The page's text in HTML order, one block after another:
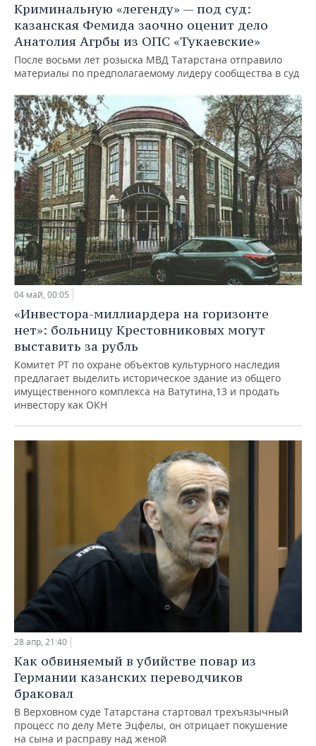
Криминальную «легенду» — под суд:
казанская Фемида заочно оценит дело
Анатолия Агрбы из ОПС «Тукаевские»
После восьми лет розыска МВД Татарстана отправило
материалы по предполагаемому лидеру сообщества в суд
04 май, 00:05
«Инвестора-миллиардера на горизонте
нет»: больницу Крестовниковых могут
выставить за рубль
Комитет РТ по охране объектов культурного наследия
предлагает выделить историческое здание из общего
имущественного комплекса на Ватутина,13 и продать
инвестору как ОКН
28 апр, 21:40
Как обвиняемый в убийстве повар из
Германии казанских переводчиков
браковал
В Верховном суде Татарстана стартовал трехъязычный
процесс по делу Мете Эцфелы, он отрицает покушение
на сына и расправу над женой